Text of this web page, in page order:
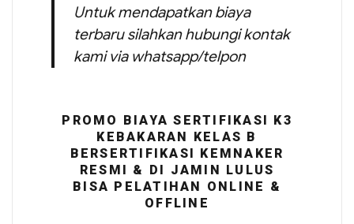
Untuk mendapatkan biaya
terbaru silahkan hubungi kontak
kami via whatsapp/telpon
PROMO BIAYA SERTIFIKASI K3
KEBAKARAN KELAS B
BERSERTIFIKASI KEMNAKER
RESMI & DI JAMIN LULUS
BISA PELATIHAN ONLINE &
OFFLINE